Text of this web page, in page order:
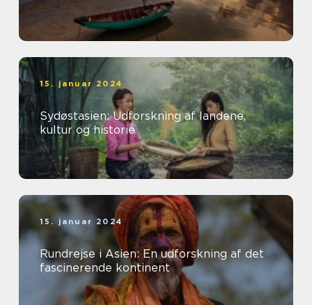
15. januar 2024
Sydøstasien: Udforskning af landene,
kultur og historie
15. januar 2024
Rundrejse i Asien: En udforskning af det
fascinerende kontinent